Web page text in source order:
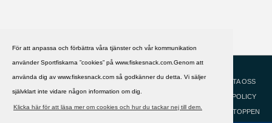
För att anpassa och förbättra våra tjänster och vår kommunikation
använder Sportfiskarna ”cookies” på www.fiskesnack.com.Genom att
använda dig av www.fiskesnack.com så godkänner du detta. Vi säljer
självklart inte vidare någon information om dig.
Klicka här för att läsa mer om cookies och hur du tackar nej till dem.
HJÄLP
KONTAKTA OSS
COOKIEPOLICY
GÅ TILL TOPPEN